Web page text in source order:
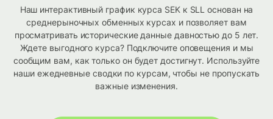
Наш интерактивный график курса SEK к SLL основан на
среднерыночных обменных курсах и позволяет вам
просматривать исторические данные давностью до 5 лет.
Ждете выгодного курса? Подключите оповещения и мы
сообщим вам, как только он будет достигнут. Используйте
наши ежедневные сводки по курсам, чтобы не пропускать
важные изменения.